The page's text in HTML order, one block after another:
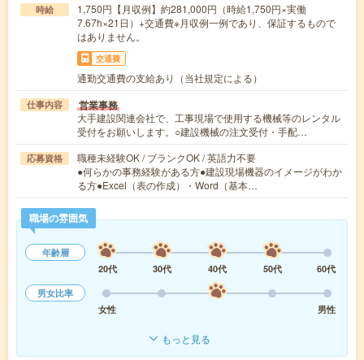
時給
1,750円【月収例】約281,000円（時給1,750円×実働
7.67h×21日）+交通費※月収例一例であり、保証するもので
はありません。
交通費
通勤交通費の支給あり（当社規定による）
仕事内容 営業事務
大手建設関連会社で、工事現場で使用する機械等のレンタル
受付をお願いします。○建設機械の注文受付・手配…
応募資格
職種未経験OK / ブランクOK / 英語力不要
●何らかの事務経験がある方●建設現場機器のイメージがわか
る方●Excel（表の作成）・Word（基本…
職場の雰囲気
年齢層
20代
30代 40代 50代
60代
男女比率
女性
男性
もっと見る